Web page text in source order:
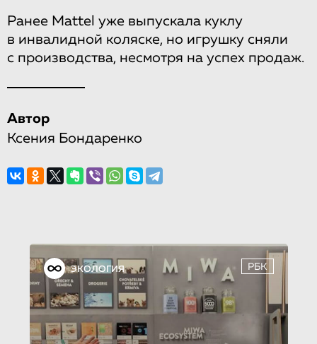
Ранее Mattel уже выпускала куклу
в инвалидной коляске, но игрушку сняли
с производства, несмотря на успех продаж.
Автор
Ксения Бондаренко
ЭКОЛОГИЯ РБК